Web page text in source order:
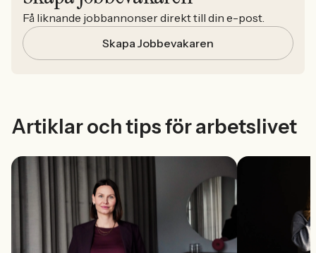
Få liknande jobbannonser direkt till din e-post.
Skapa Jobbevakaren
Artiklar och tips för arbetslivet